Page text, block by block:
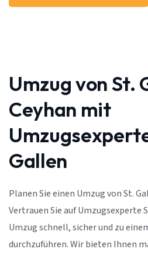
Umzug von St.
Ceyhan mit
Gallen
Planen Sie einen Umzug von St.
Vertrauen Sie auf Umzugsexperte
Umzug schnell, sicher und zu
durchzuführen. Wir bieten Ihnen